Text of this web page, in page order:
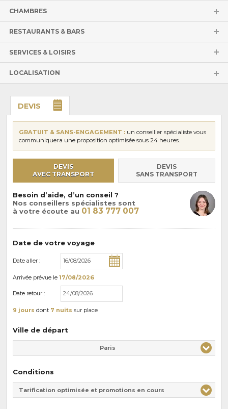
CHAMBRES
RESTAURANTS & BARS
SERVICES & LOISIRS
LOCALISATION
DEVIS
GRATUIT & SANS-ENGAGEMENT : un conseiller spécialiste vous
communiquera une proposition optimisée sous 24 heures.
DEVIS
AVEC TRANSPORT
DEVIS
SANS TRANSPORT
Besoin d’aide, d’un conseil ?
Nos conseillers spécialistes sont
à votre écoute au 01 83 777 007
Date de votre voyage
Date aller :
Arrivée prévue le 17/08/2026
Date retour :
9 jours dont 7 nuits sur place
Ville de départ
Paris
Conditions
Tarification optimisée et promotions en cours